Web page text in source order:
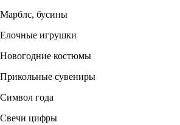
Марблс, бусины
Елочные игрушки
Новогодние костюмы
Прикольные сувениры
Символ года
Свечи цифры